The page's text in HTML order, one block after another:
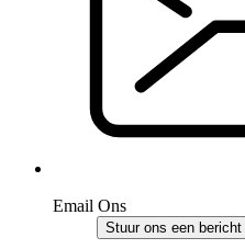
Email Ons
Stuur ons een bericht